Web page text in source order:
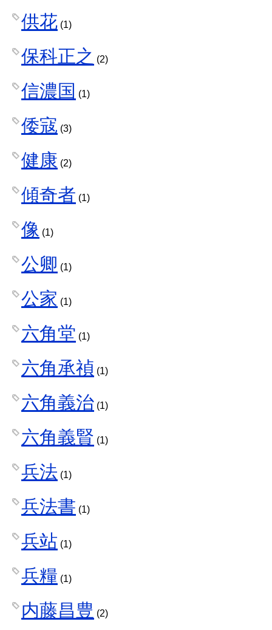
供花 (1)
保科正之 (2)
信濃国 (1)
倭寇 (3)
健康 (2)
傾奇者 (1)
像 (1)
公卿 (1)
公家 (1)
六角堂 (1)
六角承禎 (1)
六角義治 (1)
六角義賢 (1)
兵法 (1)
兵法書 (1)
兵站 (1)
兵糧 (1)
内藤昌豊 (2)